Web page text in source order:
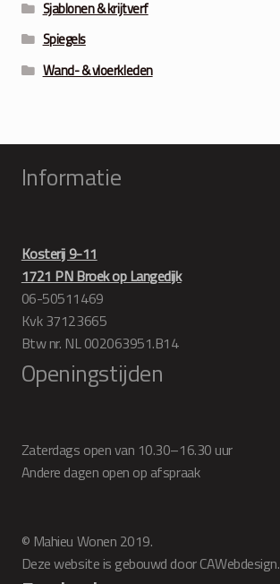
Sjablonen & krijtverf
Spiegels
Wand- & vloerkleden
Informatie
Kosterij 9-11
1721 PN Broek op Langedijk
06-50511469
Kvk 37123665
Btw nr. NL 002063951.B14
Openingstijden
Zaterdags open van 10.30–16.30 uur
Andere dagen open op afspraak
© Mahieu Wonen 2019.
Deze website is gebouwd door CAWebdesign.